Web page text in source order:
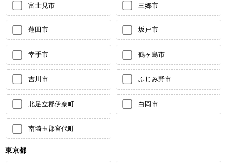
富士見市 三郷市
蓮田市 坂戸市
幸手市 鶴ヶ島市
吉川市 ふじみ野市
北足立郡伊奈町 白岡市
南埼玉郡宮代町
東京都